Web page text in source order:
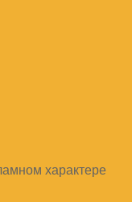
характере